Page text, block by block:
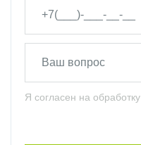
Я согласен на обработку